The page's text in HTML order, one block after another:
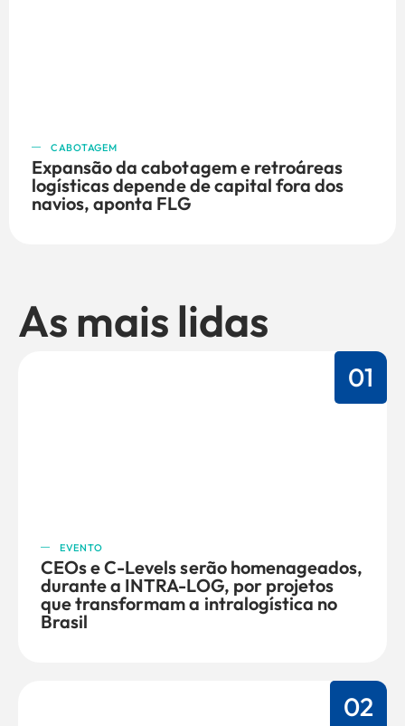
CABOTAGEM
Expansão da cabotagem e retroáreas
logísticas depende de capital fora dos
navios, aponta FLG
As mais lidas
01
EVENTO
CEOs e C-Levels serão homenageados,
durante a INTRA-LOG, por projetos
que transformam a intralogística no
Brasil
02